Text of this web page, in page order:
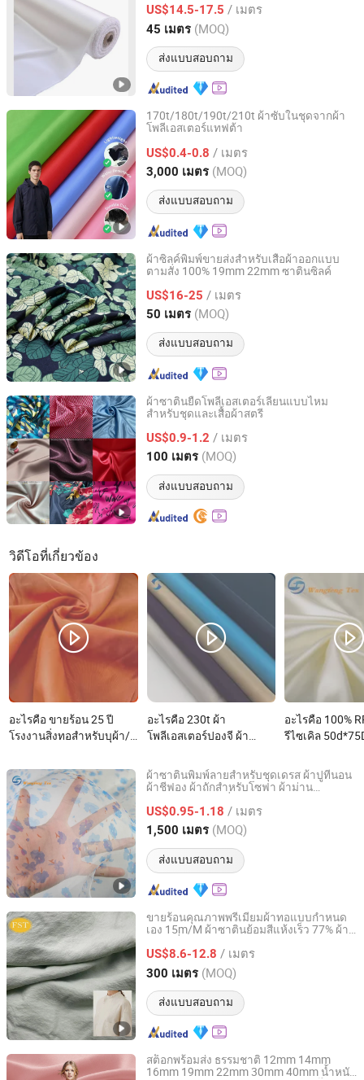
US$14.5-17.5 / เมตร
45 เมตร (MOQ)
ส่งแบบสอบถาม
Jiangsu, China อัตราจาก 2025
170t/180t/190t/210t ผ้าซับในชุดจากผ้า
โพลีเอสเตอร์แทฟต้า
US$0.4-0.8 / เมตร
3,000 เมตร (MOQ)
ส่งแบบสอบถาม
Ningbo MH Industry Co., Ltd.
Zhejiang, China อัตราจาก 2008
ผ้าซิลค์พิมพ์ขายส่งสำหรับเสื้อผ้าออกแบบ
ตามสั่ง 100% 19mm 22mm ซาตินซิลค์
US$16-25 / เมตร
50 เมตร (MOQ)
ส่งแบบสอบถาม
Hangzhou Diecai Silk Co. Ltd
Zhejiang, China อัตราจาก 2022
ผ้าซาตินยืดโพลีเอสเตอร์เลียนแบบไหม
สำหรับชุดและเสื้อผ้าสตรี
US$0.9-1.2 / เมตร
100 เมตร (MOQ)
ส่งแบบสอบถาม
Wujiang Tianen Textile Development Co., Ltd.
Jiangsu, China อัตราจาก 2016
วิดีโอที่เกี่ยวข้อง
อะไรคือ ขายร้อน 25 ปี
โรงงานสิ่งทอสำหรับบุผ้า/
กำมะหยี่/ผ้าพิมพ์ที่มี
ลวดลายด้วย 100% โพลีเอ
สเตอร์แทฟต้า สแปนเด็กซ์
ถักซาตินไหม
อะไรคือ 230t ผ้า
โพลีเอสเตอร์ปองจี ผ้า
ไหมปองจีโพลีเอสเตอร์
อะไรคือ 100%
รีไซเคิล
แปนเด็กซ์ ซาติ
ผ้าซาตินพิมพ์ลายสำหรับชุดเดรส ผ้าปูที่นอน
ผ้าชีฟอง ผ้าถักสำหรับโซฟา ผ้าม่าน
US$0.95-1.18 / เมตร
1,500 เมตร (MOQ)
ส่งแบบสอบถาม
SUZHOU WANGFENG TEXTILE CO., LTD.
Jiangsu, China อัตราจาก 2020
ขายร้อนคุณภาพพรีเมียมผ้าทอแบบกำหนด
เอง 15m/M ผ้าซาตินย้อมสีแห้งเร็ว 77% ผ้า
เสื้อในฤดูใบไม้ผลิและฤดูใบไม้ร่วง
US$8.6-12.8 / เมตร
300 เมตร (MOQ)
ส่งแบบสอบถาม
Wujiang First Textile Co., Ltd.
Jiangsu, China อัตราจาก 2011
สต็อกพร้อมส่ง ธรรมชาติ 12mm 14mm
16mm 19mm 22mm 30mm 40mm น้ำหนัก